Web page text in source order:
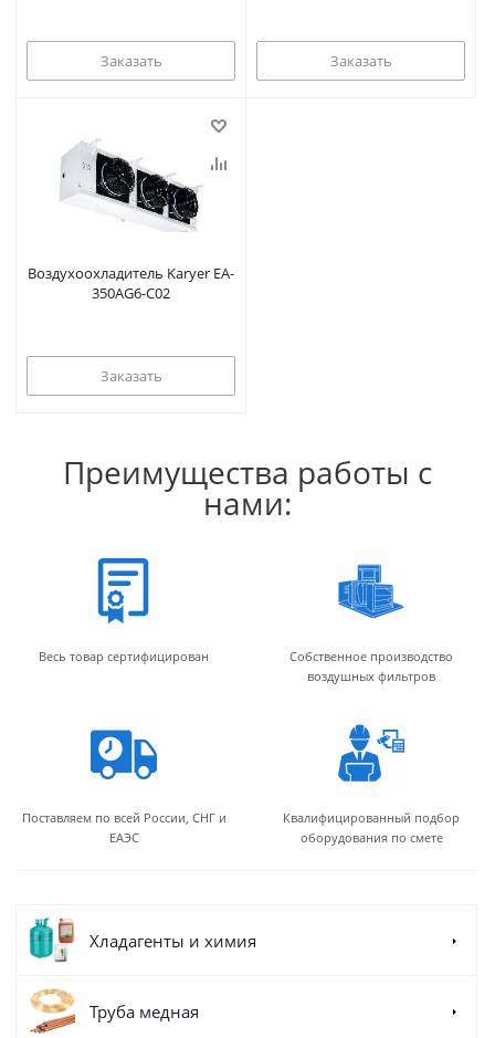
Заказать Заказать
Воздухоохладитель Karyer EA-
350AG6-C02
Заказать
Преимущества работы с
нами:
Весь товар сертифицирован
Собственное производство
воздушных фильтров
Поставляем по всей России, СНГ и
ЕАЭС
Квалифицированный подбор
оборудования по смете
Хладагенты и химия
Труба медная